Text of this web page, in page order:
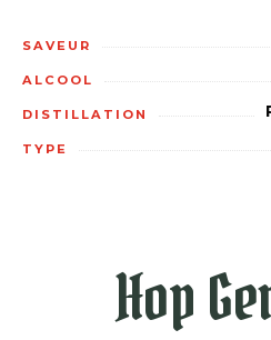
SAVEUR
ALCOOL
DISTILLATION
TYPE
Hop